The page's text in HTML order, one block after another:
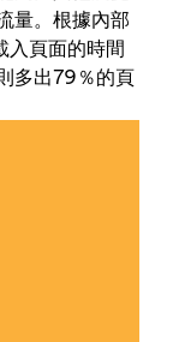
量。根據內部
入頁面的時間
多出79％的頁